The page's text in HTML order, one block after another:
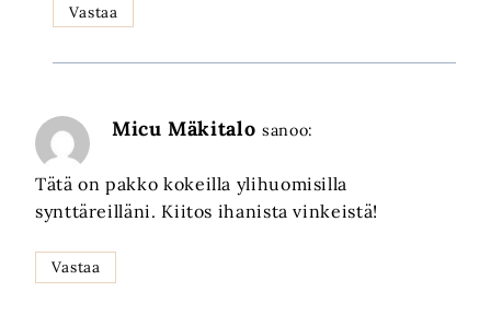
Vastaa
Micu Mäkitalo sanoo:
Tätä on pakko kokeilla ylihuomisilla
synttäreilläni. Kiitos ihanista vinkeistä!
Vastaa